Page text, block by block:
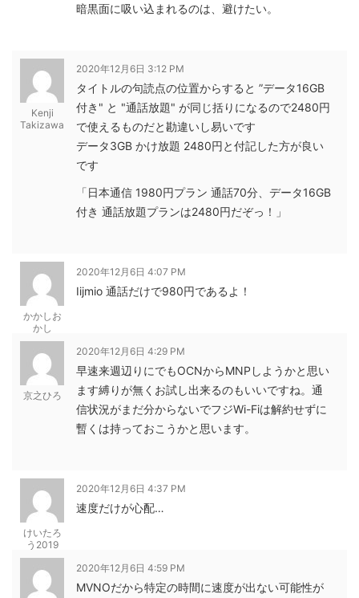
暗黒面に吸い込まれるのは、避けたい。
Kenji
Takizawa
2020年12月6日 3:12 PM
タイトルの句読点の位置からすると ”データ16GB
付き" と "通話放題" が同じ括りになるので2480円
で使えるものだと勘違いし易いです
データ3GB かけ放題 2480円と付記した方が良い
です
「日本通信 1980円プラン 通話70分、データ16GB
付き 通話放題プランは2480円だぞっ！」
かかしお
かし
2020年12月6日 4:07 PM
Iijmio 通話だけで980円であるよ！
京之ひろ
2020年12月6日 4:29 PM
早速来週辺りにでもOCNからMNPしようかと思い
ます縛りが無くお試し出来るのもいいですね。通
信状況がまだ分からないでフジWi-Fiは解約せずに
暫くは持っておこうかと思います。
けいたろ
う2019
2020年12月6日 4:37 PM
速度だけが心配…
2020年12月6日 4:59 PM
MVNOだから特定の時間に速度が出ない可能性が